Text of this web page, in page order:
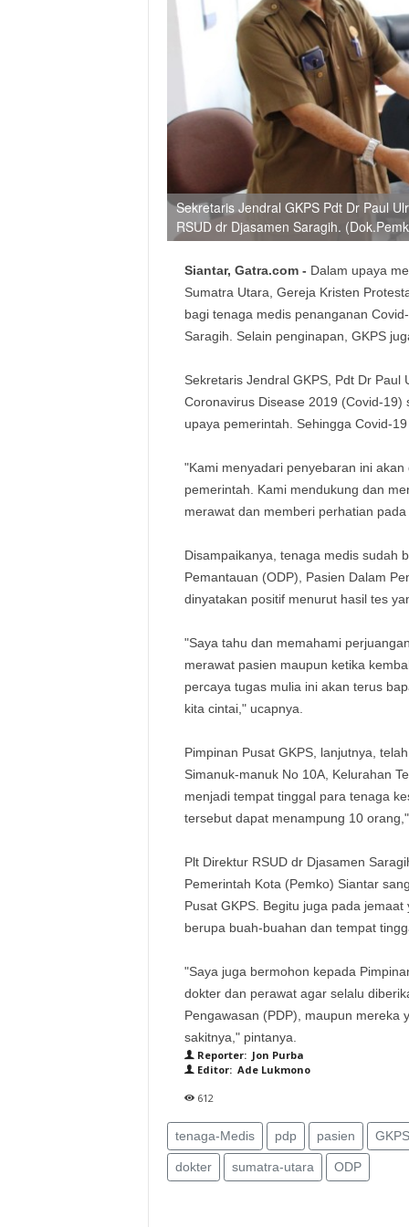
Sekretaris Jendral GKPS Pdt Dr Paul
RSUD dr Djasamen Saragih.
Siantar, Gatra.com - Dalam upaya
Sumatra Utara, Gereja Kristen
bagi tenaga medis penanganan
Saragih. Selain penginapan, GKPS
Sekretaris Jendral GKPS, Pdt Dr
Coronavirus Disease 2019 (Covid-19)
upaya pemerintah. Sehingga Covid-
"Kami menyadari penyebaran ini
pemerintah. Kami mendukung dan
merawat dan memberi perhatian
Disampaikanya, tenaga medis sudah
Pemantauan (ODP), Pasien Dalam
dinyatakan positif menurut hasil tes
"Saya tahu dan memahami
merawat pasien maupun ketika
percaya tugas mulia ini akan terus
kita cintai," ucapnya.
Pimpinan Pusat GKPS, lanjutnya,
Simanuk-manuk No 10A, Kelurahan
menjadi tempat tinggal para tenaga
tersebut dapat menampung 10
Plt Direktur RSUD dr Djasamen
Pemerintah Kota (Pemko) Siantar
Pusat GKPS. Begitu juga pada
berupa buah-buahan dan tempat
"Saya juga bermohon kepada
dokter dan perawat agar selalu
Pengawasan (PDP), maupun mereka
sakitnya," pintanya.
Reporter: Jon Purba
Editor: Ade Lukmono
612
tenaga-Medis pdp pasien GKPS
dokter sumatra-utara ODP